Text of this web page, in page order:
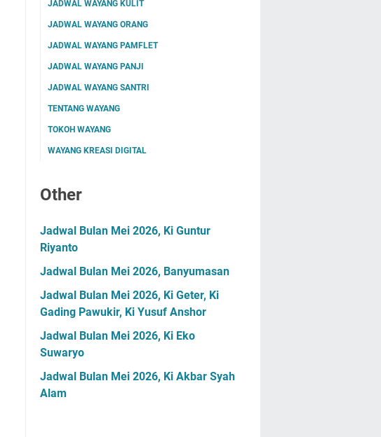
JADWAL WAYANG KULIT
JADWAL WAYANG ORANG
JADWAL WAYANG PAMFLET
JADWAL WAYANG PANJI
JADWAL WAYANG SANTRI
TENTANG WAYANG
TOKOH WAYANG
WAYANG KREASI DIGITAL
Other
Jadwal Bulan Mei 2026, Ki Guntur
Riyanto
Jadwal Bulan Mei 2026, Banyumasan
Jadwal Bulan Mei 2026, Ki Geter, Ki
Gading Pawukir, Ki Yusuf Anshor
Jadwal Bulan Mei 2026, Ki Eko
Suwaryo
Jadwal Bulan Mei 2026, Ki Akbar Syah
Alam